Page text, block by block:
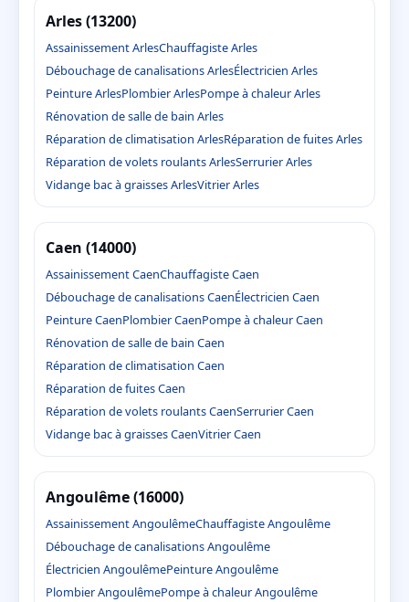
Arles (13200)
Assainissement ArlesChauffagiste Arles
Débouchage de canalisations ArlesÉlectricien Arles
Peinture ArlesPlombier ArlesPompe à chaleur Arles
Rénovation de salle de bain Arles
Réparation de climatisation ArlesRéparation de fuites Arles
Réparation de volets roulants ArlesSerrurier Arles
Vidange bac à graisses ArlesVitrier Arles
Caen (14000)
Assainissement CaenChauffagiste Caen
Débouchage de canalisations CaenÉlectricien Caen
Peinture CaenPlombier CaenPompe à chaleur Caen
Rénovation de salle de bain Caen
Réparation de climatisation Caen
Réparation de fuites Caen
Réparation de volets roulants CaenSerrurier Caen
Vidange bac à graisses CaenVitrier Caen
Angoulême (16000)
Assainissement AngoulêmeChauffagiste Angoulême
Débouchage de canalisations Angoulême
Électricien AngoulêmePeinture Angoulême
Plombier AngoulêmePompe à chaleur Angoulême